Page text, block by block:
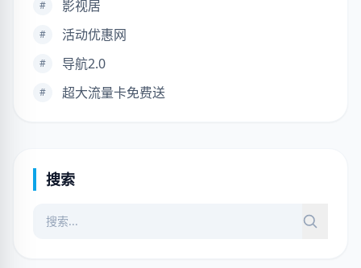
# 影视居
# 活动优惠网
# 导航2.0
# 超大流量卡免费送
搜索